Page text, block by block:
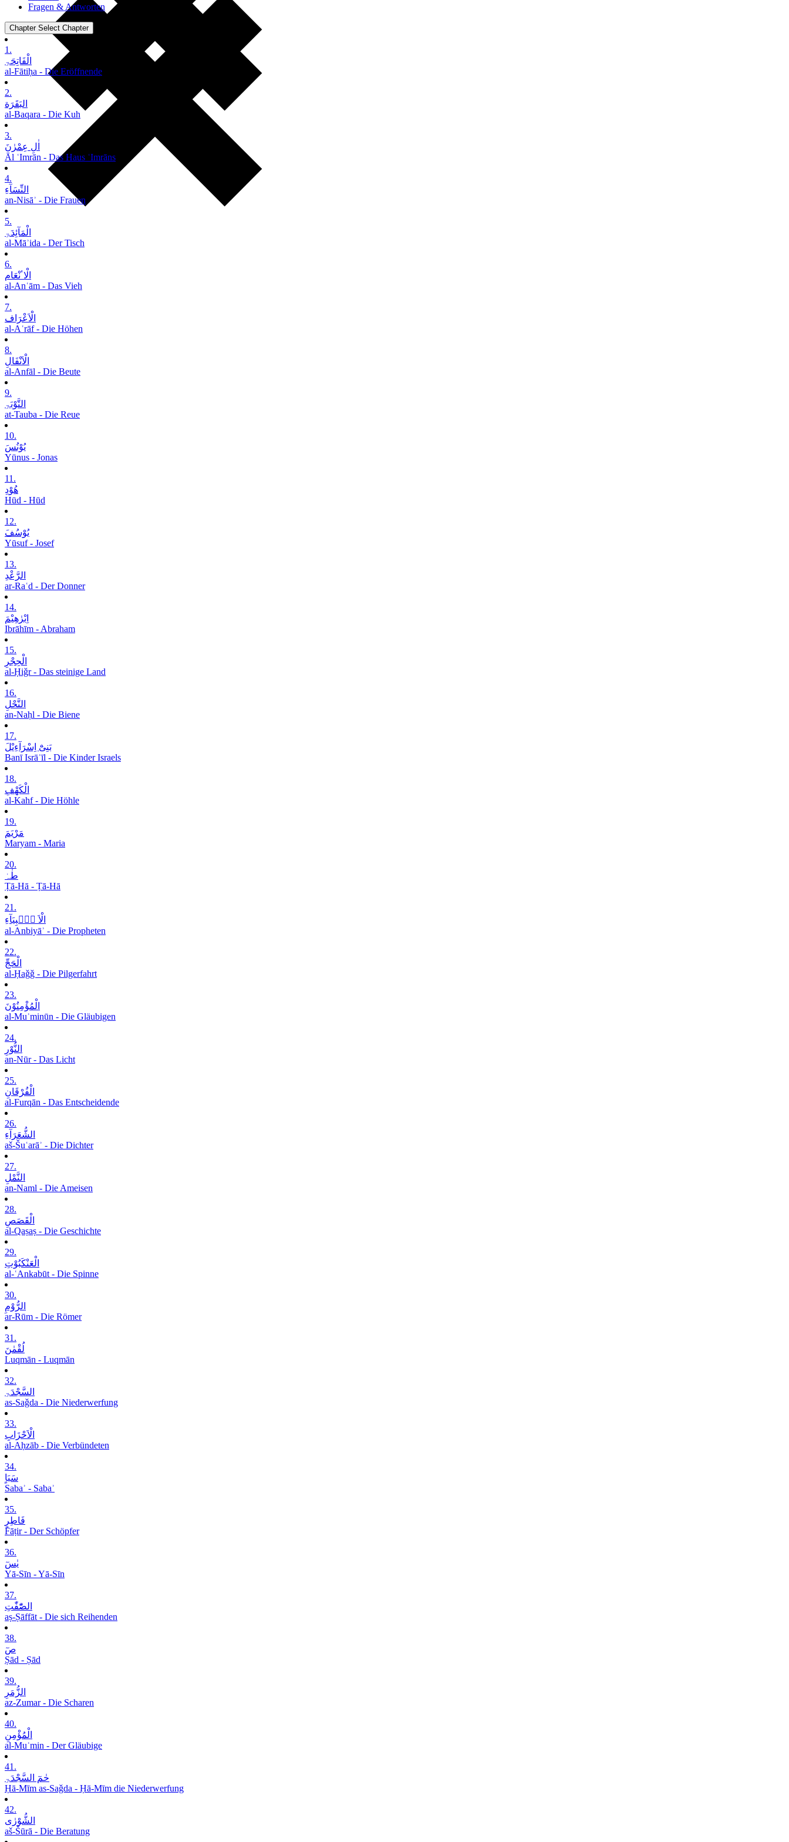
Fragen & Antworten
Chapter Select Chapter
1.
الْفَاتِحَۃِ
al-Fātiḥa - Die Eröffnende
2.
البَقَرَة
al-Baqara - Die Kuh
3.
اٰلِ عِمْرٰنَ
Āl ʿImrān - Das Haus ʿImrāns
4.
النِّسَآءِ
an-Nisāʾ - Die Frauen
5.
الْمَآئِدَۃِ
al-Māʾida - Der Tisch
6.
الْاٴنْعَام
al-Anʿām - Das Vieh
7.
الْاَعْرَاف
al-Aʿrāf - Die Höhen
8.
الْاَنْفَالِ
al-Anfāl - Die Beute
9.
التَّوْبَۃِ
at-Tauba - Die Reue
10.
یُوْنُسَ
Yūnus - Jonas
11.
ھُوْدِ
Hūd - Hūd
12.
یُوْسُفَ
Yūsuf - Josef
13.
الرَّعْدِ
ar-Raʿd - Der Donner
14.
اِبْرٰھِیْمَ
Ibrāhīm - Abraham
15.
الْحِجْرِ
al-Ḥiǧr - Das steinige Land
16.
النَّحْلِ
an-Naḥl - Die Biene
17.
بَنِیْٓ اِسْرَآءِیْلَ
Banī Isrāʾīl - Die Kinder Israels
18.
الْکَھْفِ
al-Kahf - Die Höhle
19.
مَرْیَمَ
Maryam - Maria
20.
طٰہٰ
Ṭā-Hā - Ṭā-Hā
21.
الْاَ نۡۢبِیَآءِ
al-Anbiyāʾ - Die Propheten
22.
الْحَجِّ
al-Ḥaǧǧ - Die Pilgerfahrt
23.
الْمُؤْمِنُوْنَ
al-Muʾminūn - Die Gläubigen
24.
النُّوْرِ
an-Nūr - Das Licht
25.
الْفُرْقَانِ
al-Furqān - Das Entscheidende
26.
الشُّعَرَآءِ
aš-Šuʿarāʾ - Die Dichter
27.
النَّمْلِ
an-Naml - Die Ameisen
28.
الْقَصَصِ
al-Qaṣaṣ - Die Geschichte
29.
الْعَنْکَبُوْتِ
al-ʿAnkabūt - Die Spinne
30.
الرُّوْمِ
ar-Rūm - Die Römer
31.
لُقْمٰنَ
Luqmān - Luqmān
32.
السَّجْدَۃِ
as-Saǧda - Die Niederwerfung
33.
الْاَحْزَابِ
al-Aḥzāb - Die Verbündeten
34.
سَبَاٍ
Sabaʾ - Sabaʾ
35.
فَاطِرٍ
Fāṭir - Der Schöpfer
36.
یٰسٓ
Yā-Sīn - Yā-Sīn
37.
الصّٰٓفّٰتِ
aṣ-Ṣāffāt - Die sich Reihenden
38.
صٓ
Ṣād - Ṣād
39.
الزُّمَرِ
az-Zumar - Die Scharen
40.
الْمُؤْمِنِ
al-Muʾmin - Der Gläubige
41.
حٰمٓ السَّجْدَۃِ
Ḥā-Mīm as-Saǧda - Ḥā-Mīm die Niederwerfung
42.
الشُّوْرٰی
aš-Šūrā - Die Beratung